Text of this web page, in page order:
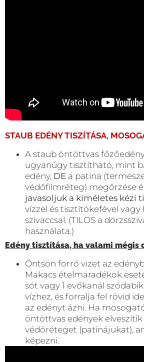
STAUB EDÉNY TISZÍTÁSA,
A staub öntöttvas
ugyanúgy tisztítható, mint
edény, DE a patina
védőfilmréteg) megőrzése
javasoljuk a kíméletes kézi
vízzel és tisztítókefével vagy
szivaccsal. (TILOS a
használata.)
Edény tisztítása, ha valami mégis
Öntsön forró vizet az
Makacs ételmaradékok
sót vagy 1 evőkanál
vízhez, és forralja fel rövid
az edényt ázni. Ha
öntöttvas edények
védőréteget (patinájukat),
képezni.